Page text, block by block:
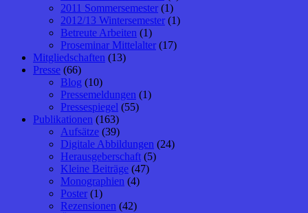
2011 Sommersemester (1)
2012/13 Wintersemester (1)
Betreute Arbeiten (1)
Proseminar Mittelalter (17)
Mitgliedschaften (13)
Presse (66)
Blog (10)
Pressemeldungen (1)
Pressespiegel (55)
Publikationen (163)
Aufsätze (39)
Digitale Abbildungen (24)
Herausgeberschaft (5)
Kleine Beiträge (47)
Monographien (4)
Poster (1)
Rezensionen (42)